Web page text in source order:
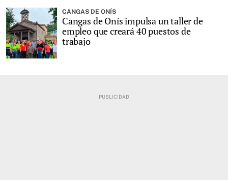
CANGAS DE ONÍS
Cangas de Onís impulsa un taller de
empleo que creará 40 puestos de
trabajo